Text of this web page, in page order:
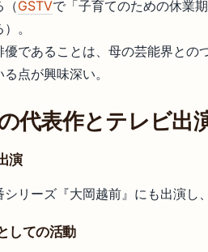
（GSTVで「子育てのための休業
。
優であることは、母の芸能界との
点が興味深い。
代表作とテレビ出
演
シリーズ『大岡越前』にも出演し
しての活動